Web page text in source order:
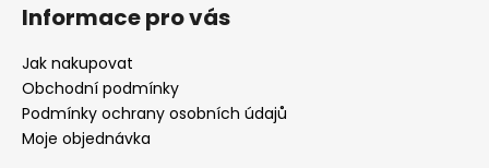
Informace pro vás
Jak nakupovat
Obchodní podmínky
Podmínky ochrany osobních údajů
Moje objednávka